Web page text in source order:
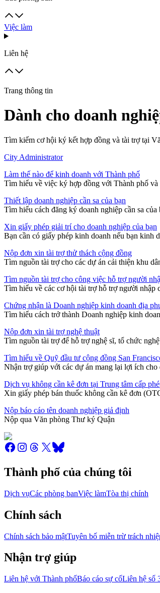
Việc làm
Liên hệ
Trang thông tin
Dành cho doanh
Tìm kiếm cơ hội ký kết hợp đồng và tài trợ tại
City Administrator
Làm thế nào để kinh doanh với Thành phố
Tìm hiểu về việc ký hợp đồng với Thành phố
Thiết lập doanh nghiệp cần sa của bạn
Tìm hiểu cách đăng ký doanh nghiệp cần sa
Xin giấy phép giải trí cho doanh nghiệp của bạn
Bạn cần có giấy phép kinh doanh nếu bạn kinh
Nộp đơn xin tài trợ thử thách cộng đồng
Tìm nguồn tài trợ cho các dự án cải thiện khu
Tìm nguồn tài trợ cho công việc hỗ trợ người
Tìm hiểu về các cơ hội tài trợ hỗ trợ người nhập
Chứng nhận là Doanh nghiệp kinh doanh địa
Tìm hiểu cách trở thành Doanh nghiệp kinh
Nộp đơn xin tài trợ nghệ thuật
Tìm nguồn tài trợ để hỗ trợ nghệ sĩ, tổ chức
Tìm hiểu về Quỹ đầu tư cộng đồng San
Nhận trợ giúp với các dự án mang lại lợi ích
Dịch vụ không cần kê đơn tại Trung tâm cấp
Xin giấy phép bán thuốc không cần kê đơn
Nộp báo cáo tên doanh nghiệp giả định
Nộp qua Văn phòng Thư ký Quận
Thành phố của chúng tôi
Dịch vụCác phòng banViệc làmTòa thị chính
Chính sách
Chính sách bảo mậtTuyên bố miễn trừ trách
Nhận trợ giúp
Liên hệ với Thành phốBáo cáo sự cốLiên hệ số